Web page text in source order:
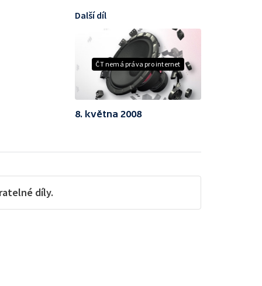
ČT nemá práva pro internet
Další díl
8. května 2008
díly.